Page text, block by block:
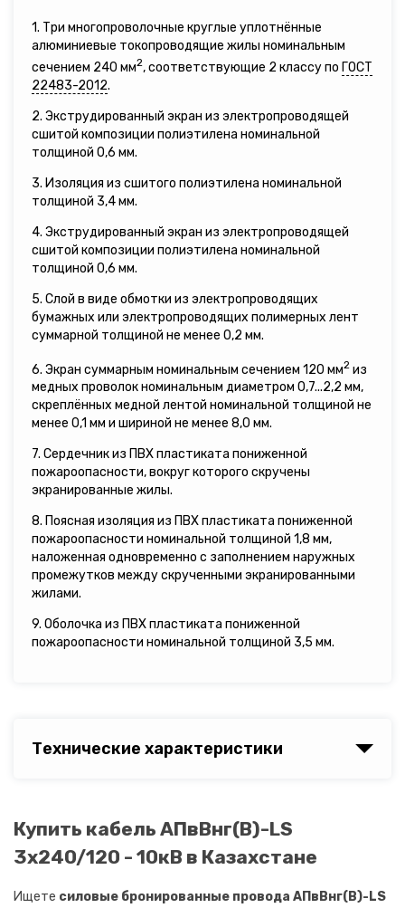
1. Три многопроволочные круглые уплотнённые
алюминиевые токопроводящие жилы номинальным
сечением 240 мм2, соответствующие 2 классу по ГОСТ
22483-2012.
2. Экструдированный экран из электропроводящей
сшитой композиции полиэтилена номинальной
толщиной 0,6 мм.
3. Изоляция из сшитого полиэтилена номинальной
толщиной 3,4 мм.
4. Экструдированный экран из электропроводящей
сшитой композиции полиэтилена номинальной
толщиной 0,6 мм.
5. Слой в виде обмотки из электропроводящих
бумажных или электропроводящих полимерных лент
суммарной толщиной не менее 0,2 мм.
6. Экран суммарным номинальным сечением 120 мм2 из
медных проволок номинальным диаметром 0,7...2,2 мм,
скреплённых медной лентой номинальной толщиной не
менее 0,1 мм и шириной не менее 8,0 мм.
7. Сердечник из ПВХ пластиката пониженной
пожароопасности, вокруг которого скручены
экранированные жилы.
8. Поясная изоляция из ПВХ пластиката пониженной
пожароопасности номинальной толщиной 1,8 мм,
наложенная одновременно с заполнением наружных
промежутков между скрученными экранированными
жилами.
9. Оболочка из ПВХ пластиката пониженной
пожароопасности номинальной толщиной 3,5 мм.
Технические характеристики
Купить кабель АПвВнг(B)-LS
3х240/120 - 10кВ в Казахстане
Ищете силовые бронированные провода АПвВнг(B)-LS